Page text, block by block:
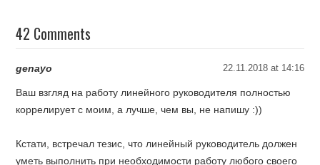
42 Comments
genayo 22.11.2018 at 14:16
Ваш взгляд на работу линейного руководителя полностью
коррелирует с моим, а лучше, чем вы, не напишу :))
Кстати, встречал тезис, что линейный руководитель должен
уметь выполнить при необходимости работу любого своего